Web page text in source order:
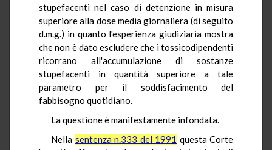
stupefacenti nel caso di detenzione in misura
superiore alla dose media giornaliera (di seguito
d.m.g.) in quanto l'esperienza giudiziaria mostra
che non è dato escludere che i tossicodipendenti
ricorrano all'accumulazione di sostanze
stupefacenti in quantità superiore a tale
parametro per il soddisfacimento del
fabbisogno quotidiano.
La questione è manifestamente infondata.
Nella sentenza n.333 del 1991 questa Corte